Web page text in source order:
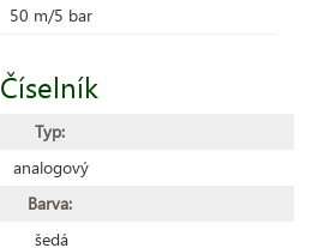
50 m/5 bar
Číselník
Typ:
analogový
Barva:
šedá